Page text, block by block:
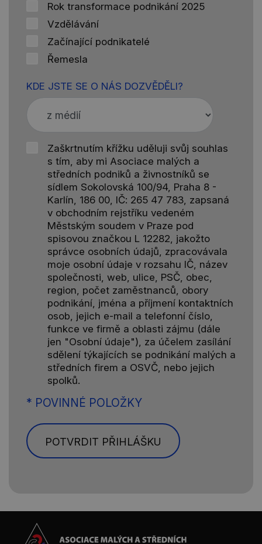
Rok transformace podnikání 2025
Vzdělávání
Začínající podnikatelé
Řemesla
KDE JSTE SE O NÁS DOZVĚDĚLI?
Zaškrtnutím křížku uděluji svůj souhlas
s tím, aby mi Asociace malých a
středních podniků a živnostníků se
sídlem Sokolovská 100/94, Praha 8 -
Karlín, 186 00, IČ: 265 47 783, zapsaná
v obchodním rejstříku vedeném
Městským soudem v Praze pod
spisovou značkou L 12282, jakožto
správce osobních údajů, zpracovávala
moje osobní údaje v rozsahu IČ, název
společnosti, web, ulice, PSČ, obec,
region, počet zaměstnanců, obory
podnikání, jména a příjmení kontaktních
osob, jejich e-mail a telefonní číslo,
funkce ve firmě a oblasti zájmu (dále
jen "Osobní údaje"), za účelem zasílání
sdělení týkajících se podnikání malých a
středních firem a OSVČ, nebo jejich
spolků.
* POVINNÉ POLOŽKY
POTVRDIT PŘIHLÁŠKU